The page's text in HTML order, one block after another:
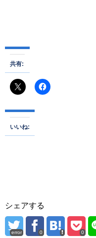
共有:
いいね:
シェアする
error 0 0